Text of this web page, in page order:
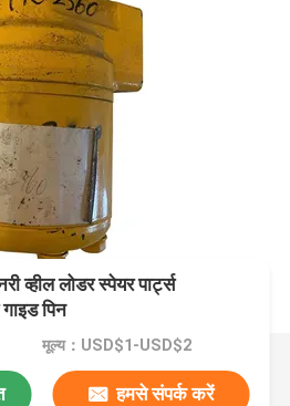
व्हील लोडर स्पेयर पार्ट्स
पिन
मूल्य：USD$1-USD$2
हमसे संपर्क करें